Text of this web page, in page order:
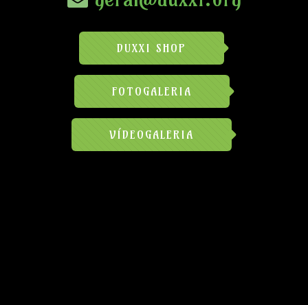
DUXXI SHOP
FOTOGALERIA
VÍDEOGALERIA